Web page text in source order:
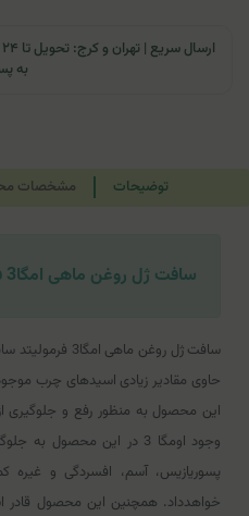
به
توضیحات مشخصات
سافت ژل روغن ماهی امگا3 فرمولیتد ساینسز(60عددی)
سافت ژل روغن
حاوی مقادیر زیادی اسیدهای چرب
این محصول به منظور رفع و جلوگیری
وجود اومگا 3 در این محصول
پسوریازیس، آسم، افسردگی و
خواهدداد. همچنین این محصول